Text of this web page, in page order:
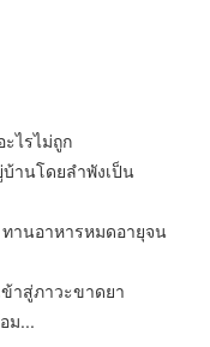
ะไรไม่ถูก
านโดยลำพังเป็น
านอาหารหมดอายุจน
าสู่ภาวะขาดยา
ม...